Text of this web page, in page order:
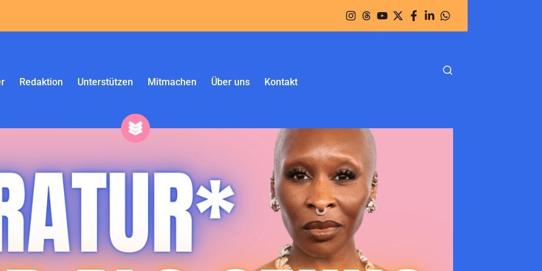
Redaktion Unterstützen Mitmachen Über uns Kontakt